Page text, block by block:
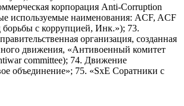
корпорация Anti-Corruption
используемые наименования: ACF, ACF
с коррупцией, Инк.»); 73.
организация, созданная
движения, «Антивоенный комитет
committee); 74. Движение
объединение»; 75. «SxE Соратники с